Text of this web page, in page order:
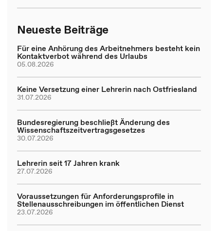
Neueste Beiträge
Für eine Anhörung des Arbeitnehmers besteht kein
Kontaktverbot während des Urlaubs
05.08.2026
Keine Versetzung einer Lehrerin nach Ostfriesland
31.07.2026
Bundesregierung beschließt Änderung des
Wissenschaftszeitvertragsgesetzes
30.07.2026
Lehrerin seit 17 Jahren krank
27.07.2026
Voraussetzungen für Anforderungsprofile in
Stellenausschreibungen im öffentlichen Dienst
23.07.2026